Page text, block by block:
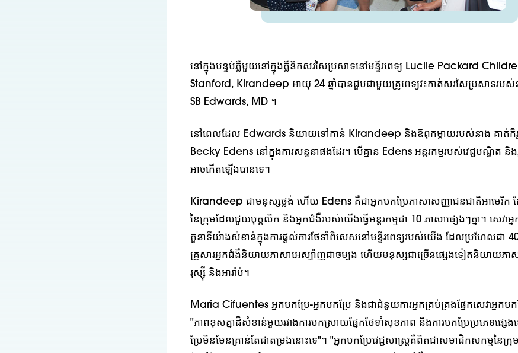
នៅក្នុងបន្ទប់ភ្លឺមួយនៅក្នុងគ្លីនិកសរសៃប្រសាទនៅមន្ទីរពេទ្យ Lucile Packard
Stanford, Kirandeep អាយុ 24 ឆ្នាំបានជួបជាមួយគ្រូពេទ្យវះកាត់សរសៃប្រសាទរប
SB Edwards, MD ។
នៅពេលដែល Edwards និយាយទៅកាន់ Kirandeep និងឪពុកម្តាយរបស់នាង គាត់ក៏
Becky Edens នៅក្នុងការសន្ទនាផងដែរ។ បើគ្មាន Edens អន្តរកម្មរបស់វេជ្ជបណ្ឌិត និ
អាចកើតឡើងបានទេ។
Kirandeep ជាមនុស្សថ្លង់ ហើយ Edens គឺជាអ្នកបកប្រែភាសាសញ្ញាជនជាតិអាមេរិក
នៃក្រុមដែលជួយបុគ្គលិក និងអ្នកជំងឺរបស់យើងធ្វើអន្តរកម្មជា 10 ភាសាផ្សេងៗគ្នា។ សេវាអ្ន
តួនាទីយ៉ាងសំខាន់ក្នុងការផ្តល់ការថែទាំពិសេសនៅមន្ទីរពេទ្យរបស់យើង ដែលប្រហែលជា
គ្រួសារអ្នកជំងឺនិយាយភាសាអេស្ប៉ាញជាចម្បង ហើយមនុស្សជាច្រើនផ្សេងទៀតនិយាយភ
រុស្ស៊ី និងអារ៉ាប់។
Maria Cifuentes អ្នកបកប្រែ-អ្នកបកប្រែ និងជាជំនួយការអ្នកគ្រប់គ្រងផ្នែកសេវាអ្នកប
"ភាពខុសគ្នាដ៏សំខាន់មួយរវាងការបកស្រាយផ្នែកថែទាំសុខភាព និងការបកប្រែប្រភេទផ្សេ
ប្រែមិនមែនគ្រាន់តែជាតម្រងនោះទេ"។ "អ្នកបកប្រែវេជ្ជសាស្រ្ដគឺពិតជាសមាជិកសកម្មនៃក្រុ